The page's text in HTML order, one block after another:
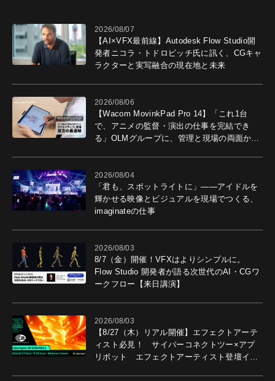
2026/08/07
【AI×VFX最前線】Autodesk Flow Studio開
発者ニコラ・トドロビッチ氏に訊く、CGキャ
ラクターと実写融合の現在地と未来
2026/08/06
【Wacom MovinkPad Pro 14】「これ1台
で、アニメの監督・演出の仕事を完結でき
る」OLMグループに、管理と現場の両面から
2026/08/04
「君も、スポットライトに」――アイドルを
輝かせる映像とビジュアルを現場でつくる、
imaginateの仕事
2026/08/03
8/7（金）開催！VFXはよりシンプルに。
Flow Studio 開発者が語る次世代のAI・CGワ
ークフロー【来日講演】
2026/08/03
【8/27（木）リアル開催】エフェクトアーテ
ィスト必見！ サイバーコネクトツー×アプ
リボット エフェクトアーティスト登壇イベ